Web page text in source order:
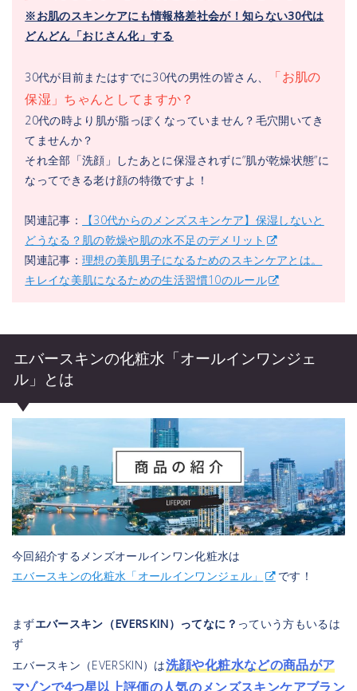
※お肌のスキンケアにも情報格差社会が！知らない30代は
どんどん「おじさん化」する
30代が目前またはすでに30代の男性の皆さん、
「お肌の
保湿」ちゃんとしてますか？
20代の時より肌が脂っぽくなっていません？毛穴開いてき
てませんか？
それ全部「洗顔」したあとに保湿されずに”肌が乾燥状態”に
なってできる老け顔の特徴ですよ！
関連記事：
【30代からのメンズスキンケア】保湿しないと
どうなる？肌の乾燥や肌の水不足のデメリット
関連記事：理想の美肌男子になるためのスキンケアとは。
キレイな美肌になるための生活習慣10のルール
エバースキンの化粧水「オールインワンジェ
ル」とは
今回紹介するメンズオールインワン化粧水は
エバースキンの化粧水「オールインワンジェル」
です！
まずエバースキン（EVERSKIN）ってなに？ っていう方もいるは
ず
エバースキン（EVERSKIN）は洗顔や化粧水などの商品がア
マゾンで4つ星以上評価の人気のメンズスキンケアブラン